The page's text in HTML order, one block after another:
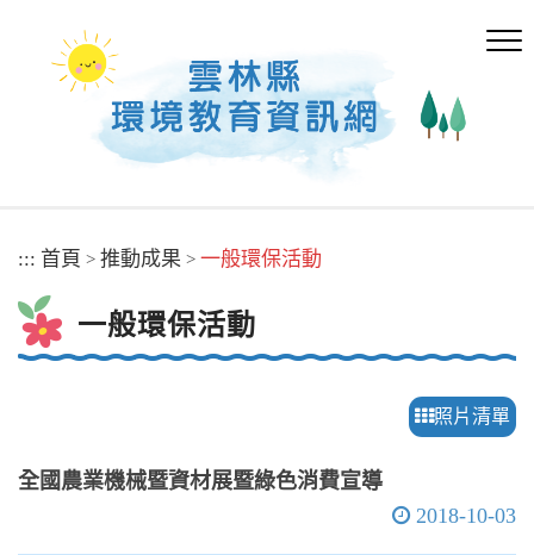
::: 首頁 > 推動成果 > 一般環保活動
一般環保活動
照片清單
全國農業機械暨資材展暨綠色消費宣導
2018-10-03